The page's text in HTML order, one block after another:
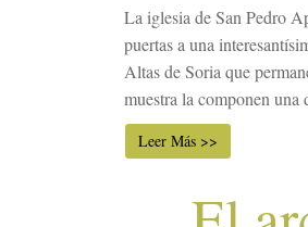
La iglesia de San Pedro
puertas a una
Altas de Soria que
muestra la componen una
Leer Más >>